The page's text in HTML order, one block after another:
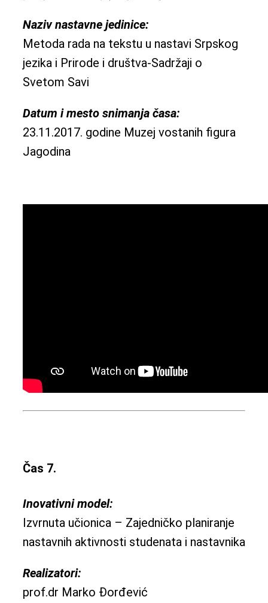
Naziv nastavne jedinice:
Metoda rada na tekstu u nastavi Srpskog
jezika i Prirode i društva-Sadržaji o
Svetom Savi
Datum i mesto snimanja časa:
23.11.2017. godine Muzej vostanih figura
Jagodina
Čas 7.
Inovativni model:
Izvrnuta učionica – Zajedničko planiranje
nastavnih aktivnosti studenata i nastavnika
Realizatori:
prof.dr Marko Đorđević